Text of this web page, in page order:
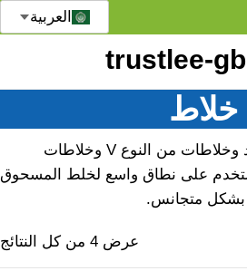
العربية
خلاط
تقدم خلاطات ثلاثية الأبعاد وخلاطات من النوع V وخلاطات
على نطاق واسع لخلط المسحوق
بشكل متجانس.
عرض ⁦4⁩ من كل النتائج